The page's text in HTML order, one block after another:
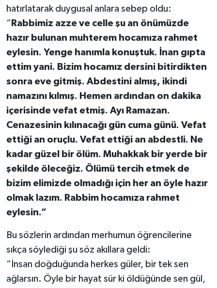
hatırlatarak duygusal anlara sebep oldu:
“ Rabbimiz azze ve celle şu an önümüzde
hazır bulunan muhterem hocamıza rahmet
eylesin. Yenge hanımla konuştuk. İnan gıpta
ettim yani. Bizim hocamız dersini bitirdikten
sonra eve gitmiş. Abdestini almış, ikindi
namazını kılmış. Hemen ardından on dakika
içerisinde vefat etmiş. Ayı Ramazan.
Cenazesinin kılınacağı gün cuma günü. Vefat
ettiği an oruçlu. Vefat ettiği an abdestli. Ne
kadar güzel bir ölüm. Muhakkak bir yerde bir
şekilde öleceğiz. Ölümü tercih etmek de
bizim elimizde olmadığı için her an öyle hazır
olmak lazım. Rabbim hocamıza rahmet
eylesin.”
Bu sözlerin ardından merhumun öğrencilerine
sıkça söylediği şu söz akıllara geldi:
“İnsan doğduğunda herkes güler, bir tek sen
ağlarsın. Öyle bir hayat sür ki öldüğünde sen gül,